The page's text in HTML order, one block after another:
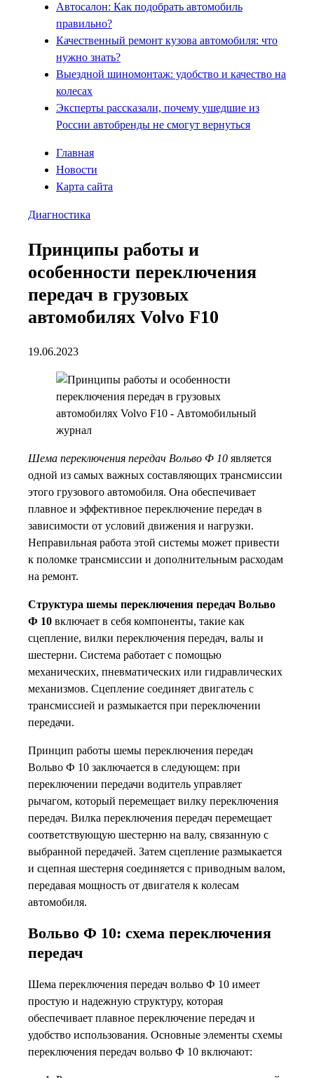
Автосалон: Как подобрать автомобиль
правильно?
Качественный ремонт кузова автомобиля: что
нужно знать?
Выездной шиномонтаж: удобство и качество на
колесах
Эксперты рассказали, почему ушедшие из
России автобренды не смогут вернуться
Главная
Новости
Карта сайта
Диагностика
Принципы работы и
особенности переключения
передач в грузовых
автомобилях Volvo F10
19.06.2023
Шема переключения передач Вольво Ф 10 является
одной из самых важных составляющих трансмиссии
этого грузового автомобиля. Она обеспечивает
плавное и эффективное переключение передач в
зависимости от условий движения и нагрузки.
Неправильная работа этой системы может привести
к поломке трансмиссии и дополнительным расходам
на ремонт.
Структура шемы переключения передач Вольво
Ф 10 включает в себя компоненты, такие как
сцепление, вилки переключения передач, валы и
шестерни. Система работает с помощью
механических, пневматических или гидравлических
механизмов. Сцепление соединяет двигатель с
трансмиссией и размыкается при переключении
передачи.
Принцип работы шемы переключения передач
Вольво Ф 10 заключается в следующем: при
переключении передачи водитель управляет
рычагом, который перемещает вилку переключения
передач. Вилка переключения передач перемещает
соответствующую шестерню на валу, связанную с
выбранной передачей. Затем сцепление размыкается
и сцепная шестерня соединяется с приводным валом,
передавая мощность от двигателя к колесам
автомобиля.
Вольво Ф 10: схема переключения
передач
Шема переключения передач вольво Ф 10 имеет
простую и надежную структуру, которая
обеспечивает плавное переключение передач и
удобство использования. Основные элементы схемы
переключения передач вольво Ф 10 включают: